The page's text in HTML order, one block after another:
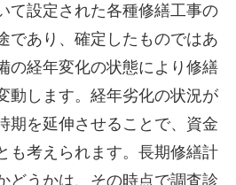
て設定された各種修繕工事の
であり、確定したものではあ
の経年変化の状態により修繕
動します。経年劣化の状況が
期を延伸させることで、資金
も考えられます。長期修繕計
どうかは、その時点で調査診